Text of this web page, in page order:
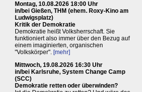
Montag, 10.08.2026 18:00 Uhr
in/bei Gießen, THM (ehem. Roxy-Kino am
Ludwigsplatz)
Kritik der Demokratie
Demokratie heißt Volksherrschaft. Sie
funktioniert also immer über den Bezug auf
einem imaginierten, organischen
"Volkskörper". [mehr]
Mittwoch, 19.08.2026 16:30 Uhr
in/bei Karlsruhe, System Change Camp
(SCC)
Demokratie retten oder überwinden?